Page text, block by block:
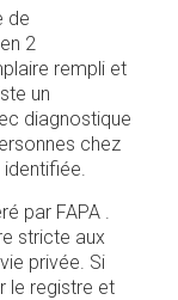
de
2
rempli et
un
diagnostique
chez
identifiée.
par FAPA .
stricte aux
privée. Si
le registre et